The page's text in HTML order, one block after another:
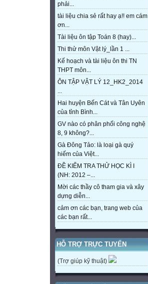
phải...
tài liệu chia sẻ rất hay ạ!! em cám
ơn...
Tài liệu ôn tập Toán 8 (hay)...
Thi thử môn Vật lý_lần 1 ...
Kế hoạch và tài liệu ôn thi TN
THPT môn...
ÔN TẬP VẬT LÝ 12_HK2_2014
...
Hai huyện Bến Cát và Tân Uyên
của tỉnh Bình...
GV nào có phân phối công nghệ
8, 9 không?...
Gà Đông Tảo: là loại gà quý
hiếm của Việt...
ĐỀ KIỂM TRA THỬ HỌC KÌ I
(NH: 2012 –...
Mời các thầy cô tham gia và xây
dựng diễn...
cảm ơn các bạn, trang web của
các bạn rất...
HỖ TRỢ TRỰC TUYẾN
(Trợ giúp kỹ thuật)